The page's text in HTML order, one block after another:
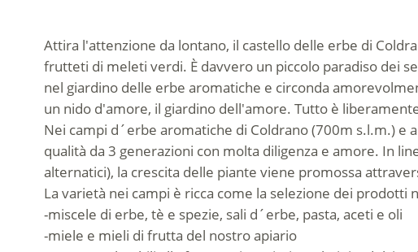
Attira l'attenzione da lontano, il castello delle erbe di
frutteti di meleti verdi. È davvero un piccolo paradiso dei
nel giardino delle erbe aromatiche e circonda
un nido d'amore, il giardino dell'amore. Tutto è
Nei campi d´erbe aromatiche di Coldrano (700m s.l.m.)
qualità da 3 generazioni con molta diligenza e amore. In
alternatici), la crescita delle piante viene promossa
La varietà nei campi è ricca come la selezione dei
-miscele di erbe, tè e spezie, sali d´erbe, pasta, aceti e oli
-miele e mieli di frutta del nostro apiario